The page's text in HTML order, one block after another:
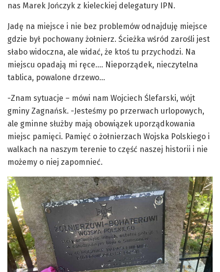
nas Marek Jończyk z kieleckiej delegatury IPN.
Jadę na miejsce i nie bez problemów odnajduję miejsce
gdzie był pochowany żołnierz. Ścieżka wśród zarośli jest
słabo widoczna, ale widać, że ktoś tu przychodzi. Na
miejscu opadają mi ręce…. Nieporządek, nieczytelna
tablica, powalone drzewo…
-Znam sytuacje – mówi nam Wojciech Ślefarski, wójt
gminy Zagnańsk. -Jesteśmy po przerwach urlopowych,
ale gminne służby mają obowiązek uporządkowania
miejsc pamięci. Pamięć o żołnierzach Wojska Polskiego i
walkach na naszym terenie to część naszej historii i nie
możemy o niej zapomnieć.